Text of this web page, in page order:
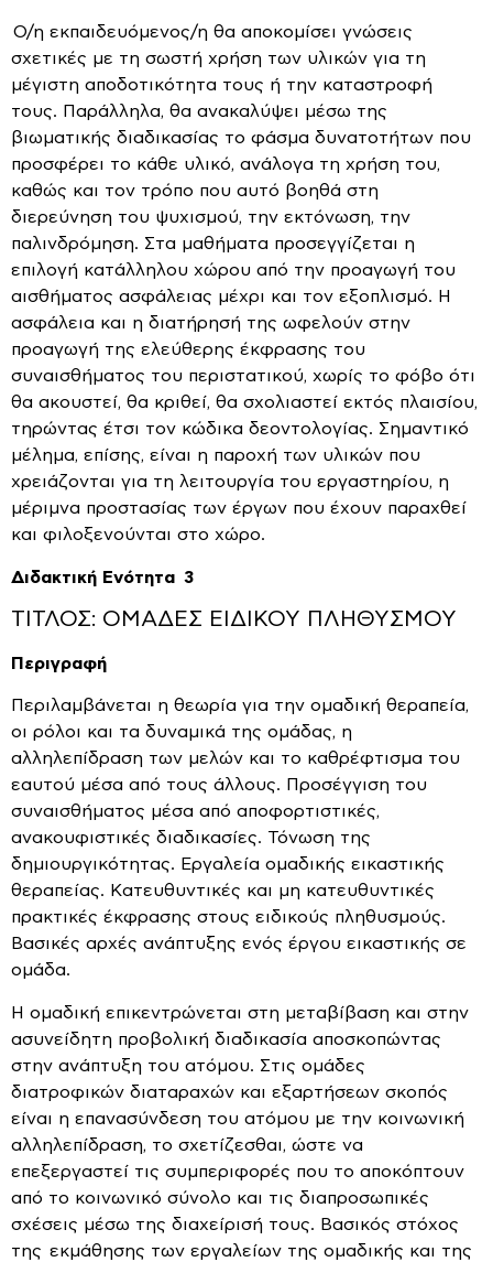
Ο/η εκπαιδευόμενος/η θα αποκομίσει γνώσεις
σχετικές με τη σωστή χρήση των υλικών για τη
μέγιστη αποδοτικότητα τους ή την καταστροφή
τους. Παράλληλα, θα ανακαλύψει μέσω της
βιωματικής διαδικασίας το φάσμα δυνατοτήτων που
προσφέρει το κάθε υλικό, ανάλογα τη χρήση του,
καθώς και τον τρόπο που αυτό βοηθά στη
διερεύνηση του ψυχισμού, την εκτόνωση, την
παλινδρόμηση. Στα μαθήματα προσεγγίζεται η
επιλογή κατάλληλου χώρου από την προαγωγή του
αισθήματος ασφάλειας μέχρι και τον εξοπλισμό. Η
ασφάλεια και η διατήρησή της ωφελούν στην
προαγωγή της ελεύθερης έκφρασης του
συναισθήματος του περιστατικού, χωρίς το φόβο ότι
θα ακουστεί, θα κριθεί, θα σχολιαστεί εκτός πλαισίου,
τηρώντας έτσι τον κώδικα δεοντολογίας. Σημαντικό
μέλημα, επίσης, είναι η παροχή των υλικών που
χρειάζονται για τη λειτουργία του εργαστηρίου, η
μέριμνα προστασίας των έργων που έχουν παραχθεί
και φιλοξενούνται στο χώρο.
Διδακτική Ενότητα 3
ΤΙΤΛΟΣ: ΟΜΑΔΕΣ ΕΙΔΙΚΟΥ ΠΛΗΘΥΣΜΟΥ
Περιγραφή
Περιλαμβάνεται η θεωρία για την ομαδική θεραπεία,
οι ρόλοι και τα δυναμικά της ομάδας, η
αλληλεπίδραση των μελών και το καθρέφτισμα του
εαυτού μέσα από τους άλλους. Προσέγγιση του
συναισθήματος μέσα από αποφορτιστικές,
ανακουφιστικές διαδικασίες. Τόνωση της
δημιουργικότητας. Εργαλεία ομαδικής εικαστικής
θεραπείας. Κατευθυντικές και μη κατευθυντικές
πρακτικές έκφρασης στους ειδικούς πληθυσμούς.
Βασικές αρχές ανάπτυξης ενός έργου εικαστικής σε
ομάδα.
Η ομαδική επικεντρώνεται στη μεταβίβαση και στην
ασυνείδητη προβολική διαδικασία αποσκοπώντας
στην ανάπτυξη του ατόμου. Στις ομάδες
διατροφικών διαταραχών και εξαρτήσεων σκοπός
είναι η επανασύνδεση του ατόμου με την κοινωνική
αλληλεπίδραση, το σχετίζεσθαι, ώστε να
επεξεργαστεί τις συμπεριφορές που το αποκόπτουν
από το κοινωνικό σύνολο και τις διαπροσωπικές
σχέσεις μέσω της διαχείρισή τους. Βασικός στόχος
της εκμάθησης των εργαλείων της ομαδικής και της